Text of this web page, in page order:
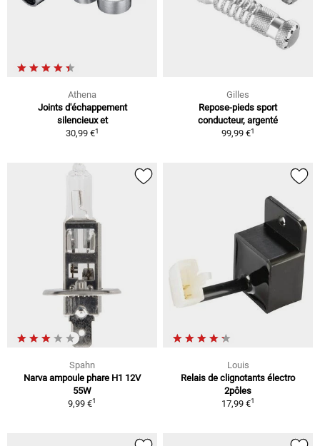
Athena
Joints d'échappement
silencieux et
30,99 €1
Gilles
Repose-pieds sport
conducteur, argenté
99,99 €1
Spahn
Narva ampoule phare H1 12V
55W
9,99 €1
Louis
Relais de clignotants électro
2pôles
17,99 €1